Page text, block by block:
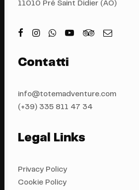
11010 Pré Saint Didier (AO)
Contatti
info@totemadventure.com
(+39) 335 811 47 34
Legal Links
Privacy Policy
Cookie Policy